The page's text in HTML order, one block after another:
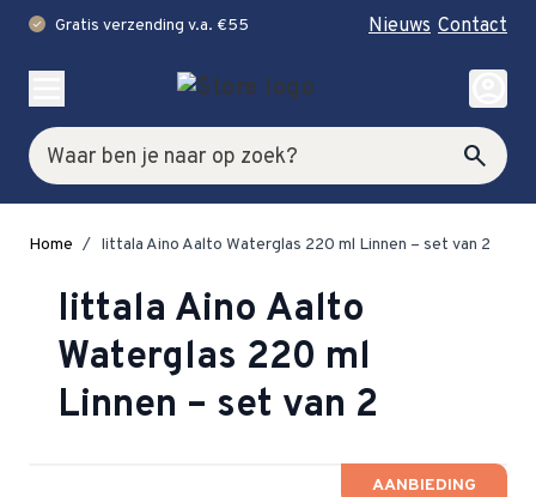
check Gratis verzending v.a. €55 Nieuws Contact
Zoek search
account_circle
Home / Iittala Aino Aalto Waterglas 220 ml Linnen – set van 2
Iittala Aino Aalto
Waterglas 220 ml
Linnen – set van 2
AANBIEDING